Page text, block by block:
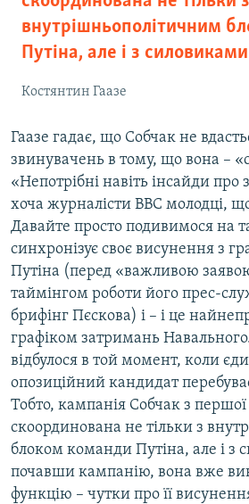
внутрішньополітичним
Путіна, але і з силовиками
Костянтин Гаазе
Гаазе гадає, що Собчак не
звинувачень в тому, що вона –
«Непотрібні навіть інсайди про
хоча журналісти BBC молодці,
Давайте просто подивимося на
синхронізує своє висунення з
Путіна (перед «важливою
таймінгом роботи його прес-
брифінг Пєскова) і – і це
графіком затримань
відбулося в той момент, коли
опозиційний кандидат
Тобто, кампанія Собчак з
скоординована не тільки з
блоком команди Путіна, але і з
почавши кампанію, вона вже
функцію – чутки про її